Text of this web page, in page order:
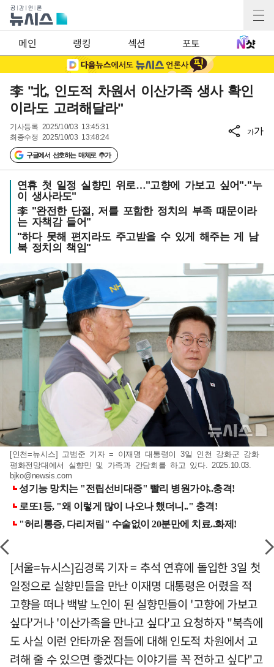
메인 랭킹 섹션 포토
李 "北, 인도적 차원서 이산가족 생사 확인
이라도 고려해달라"
기사등록 2025/10/03 13:45:31
최종수정 2025/10/03 13:48:24
구글에서 선호하는 매체로 추가
가가
연휴 첫 일정 실향민 위로…"고향에 가보고 싶어"·"누
이 생사라도"
李 "완전한 단절, 저를 포함한 정치의 부족 때문이라
는 자책감 들어"
"하다 못해 편지라도 주고받을 수 있게 해주는 게 남
북 정치의 책임"
[인천=뉴시스] 고범준 기자 = 이재명 대통령이 3일 인천 강화군 강화
평화전망대에서 실향민 및 가족과 간담회를 하고 있다. 2025.10.03.
bjko@newsis.com
[서울=뉴시스]김경록 기자 = 추석 연휴에 돌입한 3일 첫
일정으로 실향민들을 만난 이재명 대통령은 어렸을 적
고향을 떠나 백발 노인이 된 실향민들이 '고향에 가보고
싶다'거나 '이산가족을 만나고 싶다'고 요청하자 "북측에
도 사실 이런 안타까운 점들에 대해 인도적 차원에서 고
려해 줄 수 있으면 좋겠다는 이야기를 꼭 전하고 싶다"고